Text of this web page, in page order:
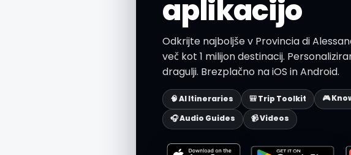
aplikacijo
Odkrijte najboljše v Provincia di
več kot 1 milijon destinacij.
dragulji. Brezplačno na iOS in Android.
🧠 AI Itineraries 🎒 Trip Toolkit
🎮
🎧 Audio Guides
📹 Videos